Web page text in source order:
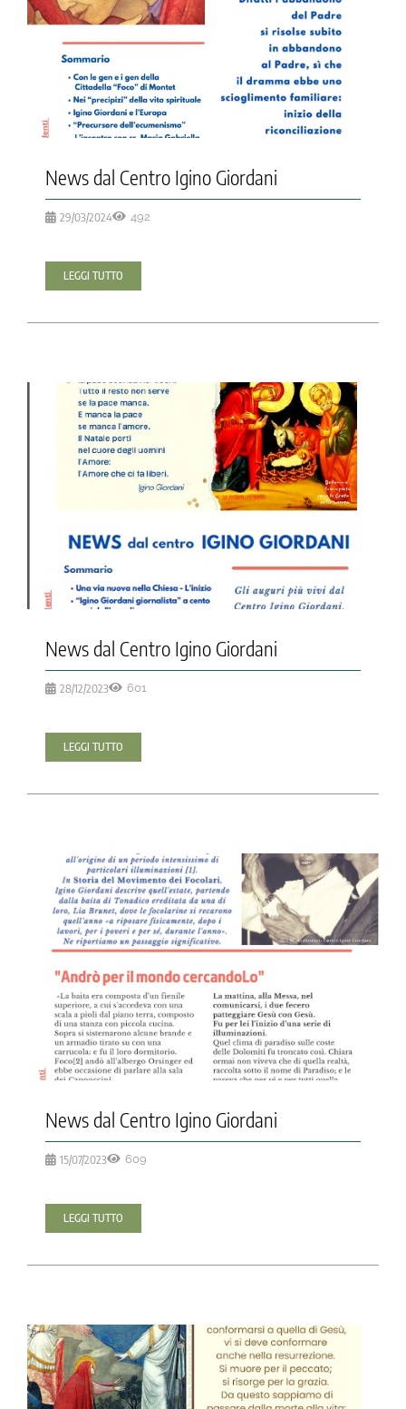
News dal Centro Igino Giordani
29/03/2024 492
LEGGI TUTTO
News dal Centro Igino Giordani
28/12/2023 601
LEGGI TUTTO
News dal Centro Igino Giordani
15/07/2023 609
LEGGI TUTTO